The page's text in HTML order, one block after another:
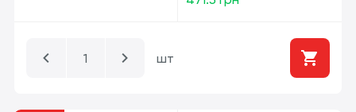
шт